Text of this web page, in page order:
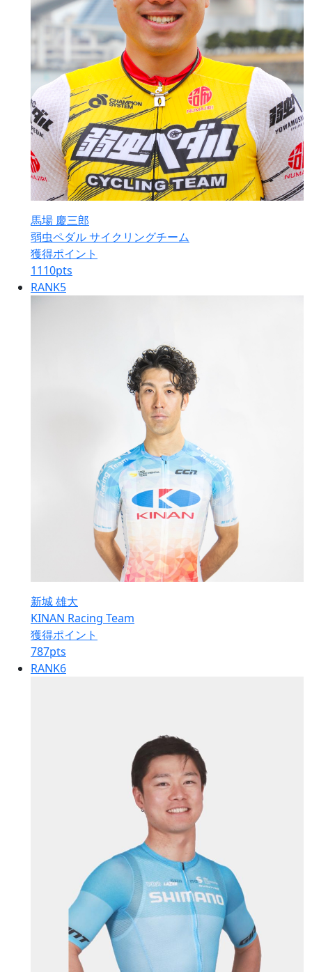
馬場 慶三郎
弱虫ペダル サイクリングチーム
獲得ポイント
1110pts
RANK5
新城 雄大
KINAN Racing Team
獲得ポイント
787pts
RANK6